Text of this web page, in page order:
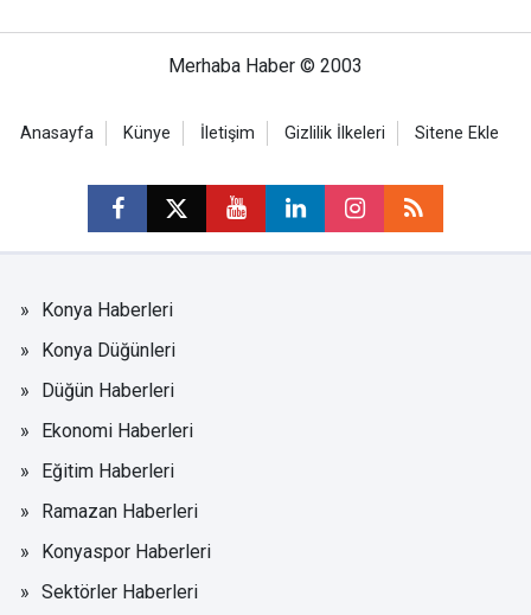
Merhaba Haber © 2003
Anasayfa Künye İletişim Gizlilik İlkeleri Sitene Ekle
Konya Haberleri
Konya Düğünleri
Düğün Haberleri
Ekonomi Haberleri
Eğitim Haberleri
Ramazan Haberleri
Konyaspor Haberleri
Sektörler Haberleri